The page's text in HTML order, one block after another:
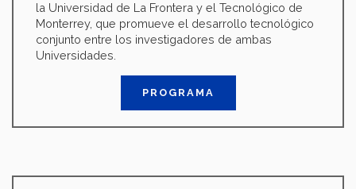
la Universidad de La Frontera y el Tecnológico de
Monterrey, que promueve el desarrollo tecnológico
conjunto entre los investigadores de ambas
Universidades.
PROGRAMA